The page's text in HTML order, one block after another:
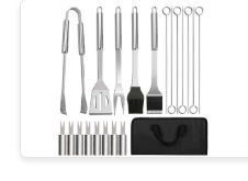
সিলিকন